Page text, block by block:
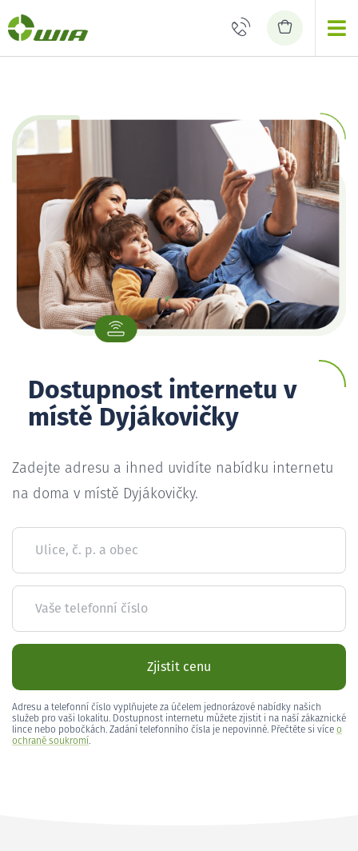
Dostupnost internetu v
místě Dyjákovičky
Zadejte adresu a ihned uvidíte nabídku internetu
na doma v místě Dyjákovičky.
Ulice, č. p. a obec
Vaše telefonní číslo
Zjistit cenu
Adresu a telefonní číslo vyplňujete za účelem jednorázové nabídky našich
služeb pro vaši lokalitu. Dostupnost internetu můžete zjistit i na naší zákaznické
lince nebo pobočkách. Zadání telefonního čísla je nepovinné. Přečtěte si více o
ochraně soukromí.